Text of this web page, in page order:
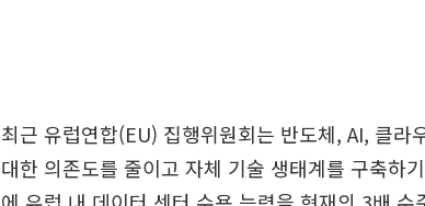
최근 유럽연합(EU) 집행위원회는 반도체, AI, 클라
대한 의존도를 줄이고 자체 기술 생태계를 구축하